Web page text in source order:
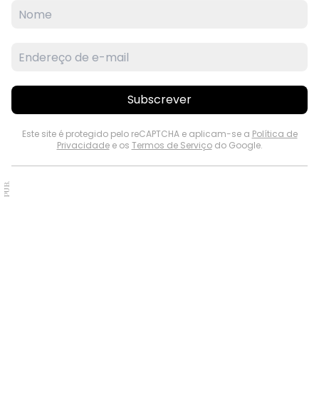
Subscrever
Este site é protegido pelo reCAPTCHA e aplicam-se a Política de
Privacidadee os Termos de Serviçodo Google.
PUB.